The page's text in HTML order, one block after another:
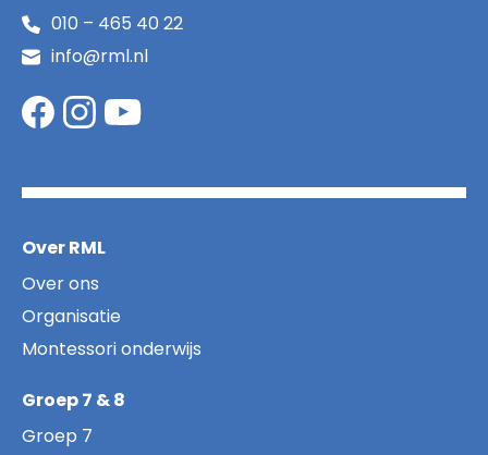
010 – 465 40 22
info@rml.nl
Over RML
Over ons
Organisatie
Montessori onderwijs
Groep 7 & 8
Groep 7